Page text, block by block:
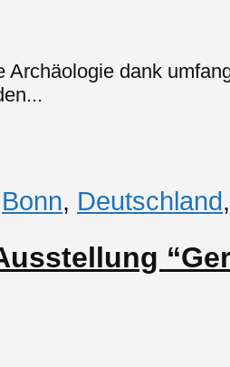
dank
Bonn, Deutschland,